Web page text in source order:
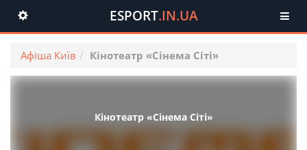
Toggle
navigation
ESPORT.IN.UA
Афіша Київ Кінотеатр «Сінема Сіті»
Кінотеатр «Сінема Сіті»